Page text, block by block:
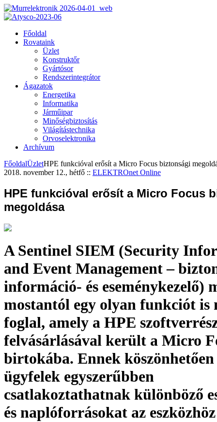
Főoldal
Rovataink
Üzlet
Konstruktőr
Gyártósor
Rendszerintegrátor
Ágazatok
Energetika
Informatika
Járműipar
Minőségbiztosítás
Világítástechnika
Orvoselektronika
Archívum
FőoldalÜzletHPE funkcióval erősít a Micro Focus biztonsági
2018. november 12., hétfő :: ELEKTROnet Online
HPE funkcióval erősít a Micro Focus
megoldása
A Sentinel SIEM (Security
and Event Management –
információ- és eseménykezelő)
mostantól egy olyan funkciót is
foglal, amely a HPE
felvásárlásával került a Micro
birtokába. Ennek köszönhetően
ügyfelek egyszerűbben
csatlakoztathatnak különböző
és naplóforrásokat az eszközhöz